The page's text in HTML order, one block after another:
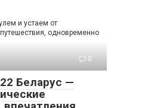
и устаем от
одновременно
0
Беларус —